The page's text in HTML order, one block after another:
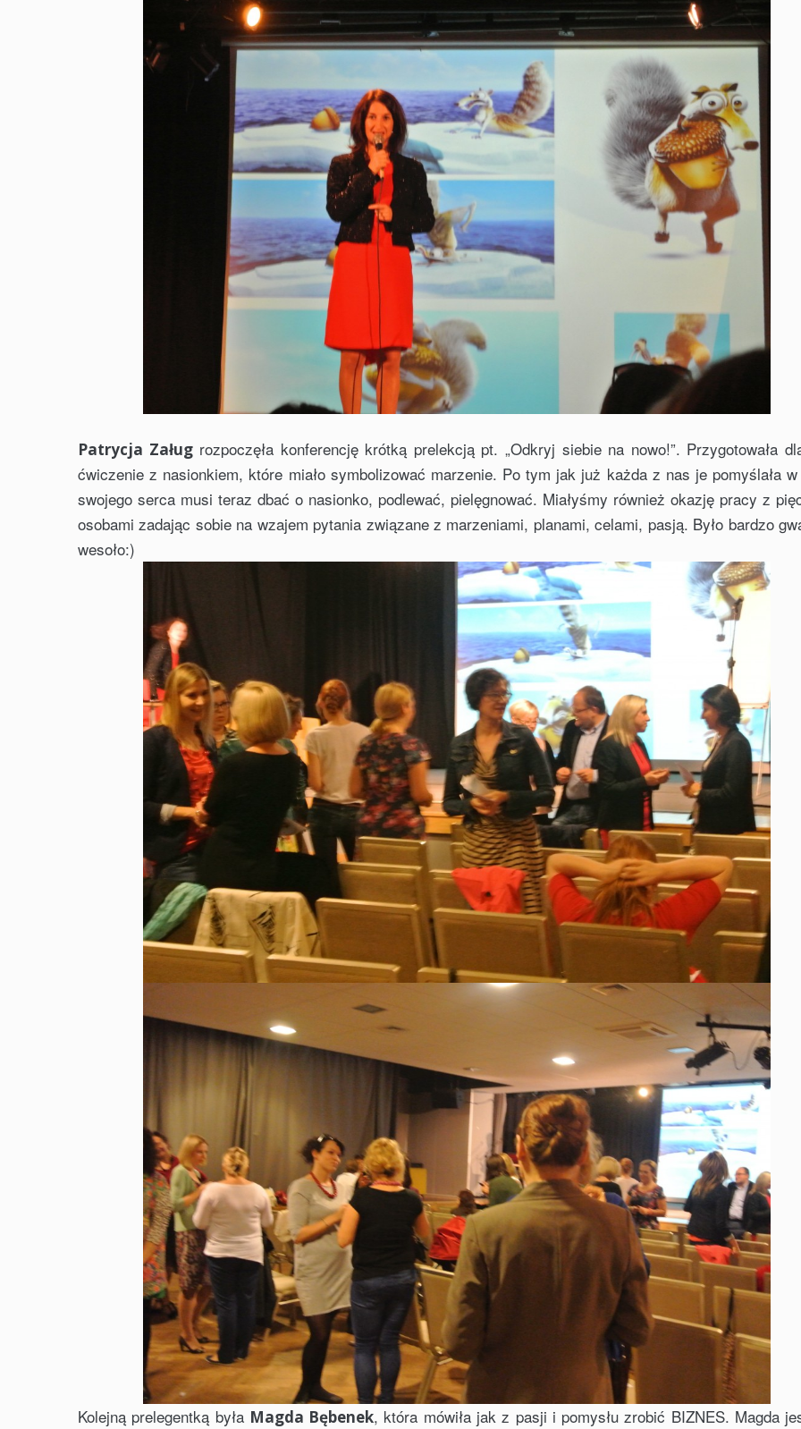
Patrycja Załugrozpoczęła konferencję krótką prelekcją pt. „Odkryj siebie na nowo!”. Przygotowała
ćwiczenie z nasionkiem, które miało symbolizować marzenie. Po tym jak już każda z nas je pomyślała w
swojego serca musi teraz dbać o nasionko, podlewać, pielęgnować. Miałyśmy również okazję pracy z
osobami zadając sobie na wzajem pytania związane z marzeniami, planami, celami, pasją. Było bardzo
wesoło:)
Kolejną prelegentką była Magda Bębenek, która mówiła jak z pasji i pomysłu zrobić BIZNES. Magda